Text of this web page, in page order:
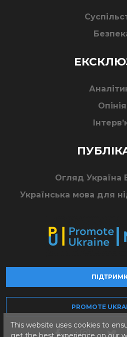
This website uses cookies to
Опінія
Огляд Україна
Українська мова для
PROMOTE